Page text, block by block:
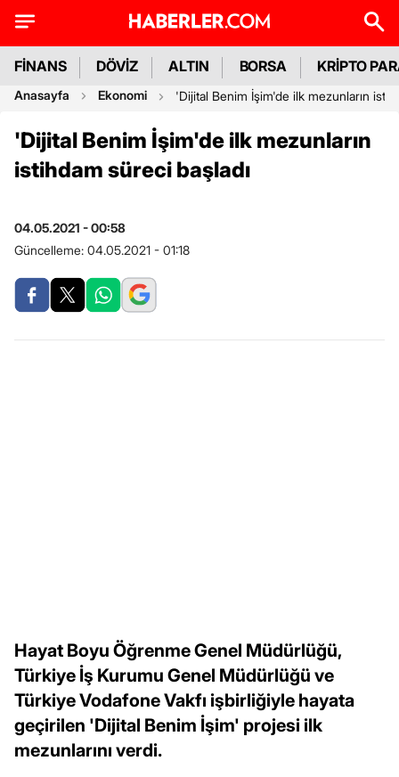
FİNANS DÖVİZ ALTIN BORSA KRİPTO
Anasayfa Ekonomi 'Dijital Benim İşim'de ilk mezunların
'Dijital Benim İşim'de ilk mezunların
istihdam süreci başladı
04.05.2021 - 00:58
Güncelleme: 04.05.2021 - 01:18
Hayat Boyu Öğrenme Genel Müdürlüğü,
Türkiye İş Kurumu Genel Müdürlüğü ve
Türkiye Vodafone Vakfı işbirliğiyle hayata
geçirilen 'Dijital Benim İşim' projesi ilk
mezunlarını verdi.